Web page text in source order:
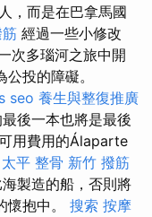
，而是在巴拿馬國
經過一些小修改
次多瑙河之旅中開
投的障礙。
seo 養生與整復推廣
後一本也將是最後
用費用的Álaparte
太平 整骨 新竹 撥筋
製造的船，否則將
懷抱中。 搜索 按摩